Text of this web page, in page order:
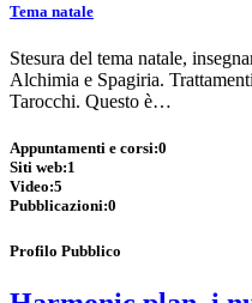
Tema natale
Stesura del tema natale,
Alchimia e Spagiria.
Tarocchi. Questo è…
Appuntamenti e corsi:0
Siti web:1
Video:5
Pubblicazioni:0
Profilo Pubblico